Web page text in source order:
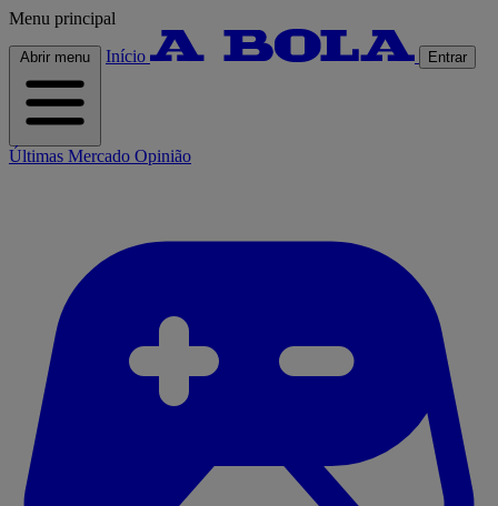
Menu principal
Abrir menu Início Entrar
Últimas Mercado Opinião